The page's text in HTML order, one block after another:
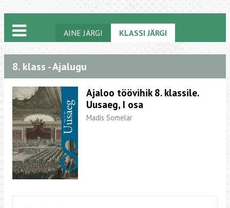
AINE JÄRGI KLASSI JÄRGI
8. klass - Ajalugu
Ajaloo töövihik 8. klassile.
Uusaeg, I osa
Madis Somelar